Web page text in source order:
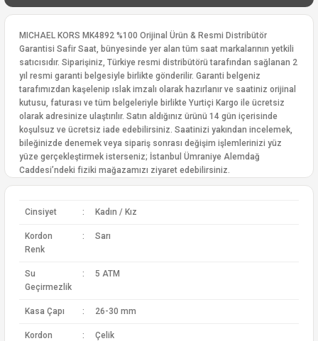
MICHAEL KORS MK4892 %100 Orijinal Ürün & Resmi Distribütör
Garantisi Safir Saat, bünyesinde yer alan tüm saat markalarının yetkili
satıcısıdır. Siparişiniz, Türkiye resmi distribütörü tarafından sağlanan 2
yıl resmi garanti belgesiyle birlikte gönderilir. Garanti belgeniz
tarafımızdan kaşelenip ıslak imzalı olarak hazırlanır ve saatiniz orijinal
kutusu, faturası ve tüm belgeleriyle birlikte Yurtiçi Kargo ile ücretsiz
olarak adresinize ulaştırılır. Satın aldığınız ürünü 14 gün içerisinde
koşulsuz ve ücretsiz iade edebilirsiniz. Saatinizi yakından incelemek,
bileğinizde denemek veya sipariş sonrası değişim işlemlerinizi yüz
yüze gerçekleştirmek isterseniz; İstanbul Ümraniye Alemdağ
Caddesi’ndeki fiziki mağazamızı ziyaret edebilirsiniz.
Cinsiyet : Kadın / Kız
Kordon
Renk
: Sarı
Su
Geçirmezlik
: 5 ATM
Kasa Çapı : 26-30 mm
Kordon
: Çelik